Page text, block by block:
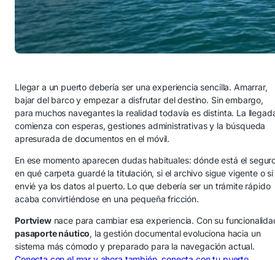
Llegar a un puerto debería ser una experiencia sencilla. Amarrar,
bajar del barco y empezar a disfrutar del destino. Sin embargo,
para muchos navegantes la realidad todavía es distinta. La
comienza con esperas, gestiones administrativas y la búsqueda
apresurada de documentos en el móvil.
En ese momento aparecen dudas habituales: dónde está el
en qué carpeta guardé la titulación, si el archivo sigue vigente o si
envié ya los datos al puerto. Lo que debería ser un trámite rápido
acaba convirtiéndose en una pequeña fricción.
Portviewnace para cambiar esa experiencia. Con su
pasaporte náutico, la gestión documental evoluciona hacia un
sistema más cómodo y preparado para la navegación actual.